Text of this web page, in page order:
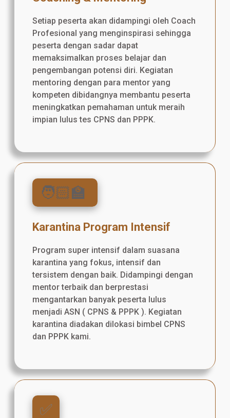
Setiap peserta akan didampingi oleh Coach
Profesional yang menginspirasi sehingga
peserta dengan sadar dapat
memaksimalkan proses belajar dan
pengembangan potensi diri. Kegiatan
mentoring dengan para mentor yang
kompeten dibidangnya membantu peserta
meningkatkan pemahaman untuk meraih
impian lulus tes CPNS dan PPPK.
🧑🏻‍🏫
Karantina Program Intensif
Program super intensif dalam suasana
karantina yang fokus, intensif dan
tersistem dengan baik. Didampingi dengan
mentor terbaik dan berprestasi
mengantarkan banyak peserta lulus
menjadi ASN ( CPNS & PPPK ). Kegiatan
karantina diadakan dilokasi bimbel CPNS
dan PPPK kami.
✅️